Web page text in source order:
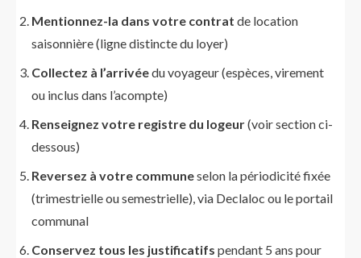
Mentionnez-la dans votre contrat de location
saisonnière (ligne distincte du loyer)
Collectez à l’arrivéedu voyageur (espèces, virement
ou inclus dans l’acompte)
Renseignez votre registre du logeur(voir section ci-
dessous)
Reversez à votre communeselon la périodicité fixée
(trimestrielle ou semestrielle), via Declaloc ou le portail
communal
Conservez tous les justificatifs pendant 5 ans pour